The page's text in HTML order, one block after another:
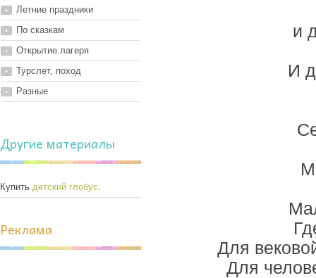
Летние праздники
По сказкам
Открытие лагеря
Турслет, поход
Разные
Другие материалы
Купить детский глобус.
Реклама
и
И
Для
Для